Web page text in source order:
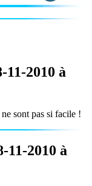
2010 à
sont pas si facile !
2010 à